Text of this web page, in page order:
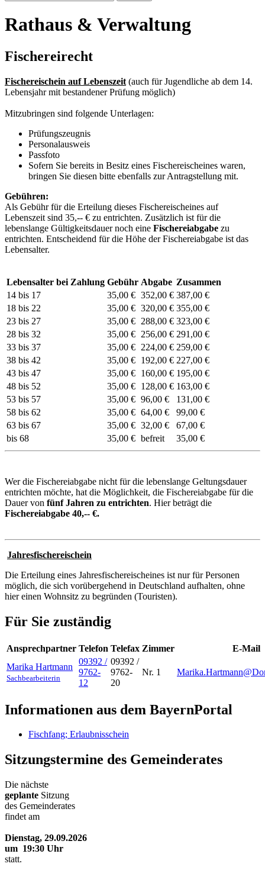
Rathaus & Verwaltung
Fischereirecht
Fischereischein auf Lebenszeit (auch für Jugendliche ab dem 14.
Lebensjahr mit bestandener Prüfung möglich)
Mitzubringen sind folgende Unterlagen:
Prüfungszeugnis
Personalausweis
Passfoto
Sofern Sie bereits in Besitz eines Fischereischeines waren,
bringen Sie diesen bitte ebenfalls zur Antragstellung mit.
Gebühren:
Als Gebühr für die Erteilung dieses Fischereischeines auf
Lebenszeit sind 35,-- € zu entrichten. Zusätzlich ist für die
lebenslange Gültigkeitsdauer noch eine Fischereiabgabe zu
entrichten. Entscheidend für die Höhe der Fischereiabgabe ist das
Lebensalter.
Lebensalter bei Zahlung Gebühr Abgabe Zusammen
14 bis 17
35,00 € 352,00 € 387,00 €
18 bis 22
35,00 € 320,00 € 355,00 €
23 bis 27
35,00 € 288,00 € 323,00 €
28 bis 32
35,00 € 256,00 € 291,00 €
33 bis 37
35,00 € 224,00 € 259,00 €
38 bis 42
35,00 € 192,00 € 227,00 €
43 bis 47
35,00 € 160,00 € 195,00 €
48 bis 52
35,00 € 128,00 € 163,00 €
53 bis 57
35,00 € 96,00 €
131,00 €
58 bis 62
35,00 € 64,00 €
99,00 €
63 bis 67
35,00 € 32,00 €
67,00 €
bis 68
35,00 € befreit 35,00 €
Wer die Fischereiabgabe nicht für die lebenslange Geltungsdauer
entrichten möchte, hat die Möglichkeit, die Fischereiabgabe für die
Dauer von fünf Jahren zu entrichten. Hier beträgt die
Fischereiabgabe 40,-- €.
Jahresfischereischein
Die Erteilung eines Jahresfischereischeines ist nur für Personen
möglich, die sich vorübergehend in Deutschland aufhalten, ohne
hier einen Wohnsitz zu begründen (Touristen).
Für Sie zuständig
Ansprechpartner Telefon Telefax Zimmer
E-Mail
Marika Hartmann
Sachbearbeiterin
09392 /
9762-
12
09392 /
9762-
20
Nr. 1
Informationen aus dem BayernPortal
Fischfang; Erlaubnisschein
Sitzungstermine des Gemeinderates
Die nächste
geplante Sitzung
des Gemeinderates
findet am
Dienstag, 29.09.2026
um 19:30 Uhr
statt.